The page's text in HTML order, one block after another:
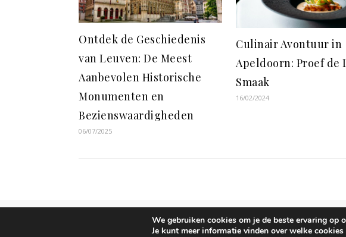
Ontdek de Geschiedenis
van Leuven: De Meest
Aanbevolen Historische
Monumenten en
Bezienswaardigheden
06/07/2025
Culinair Avontuur in
Apeldoorn: Proef de
Smaak
16/02/2024
WP Royal.
We gebruiken cookies om je de beste ervaring op
Je kunt meer informatie vinden over welke